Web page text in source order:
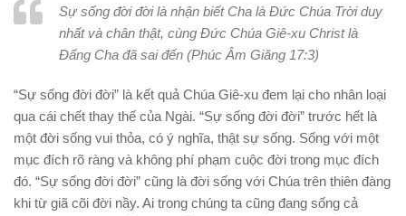
Sự sống đời đời là nhận biết Cha là Đức Chúa Trời duy
nhất và chân thật, cùng Đức Chúa Giê-xu Christ là
Đấng Cha đã sai đến (Phúc Âm Giăng 17:3)
“Sự sống đời đời” là kết quả Chúa Giê-xu đem lại cho nhân loại
qua cái chết thay thế của Ngài. “Sự sống đời đời” trước hết là
một đời sống vui thỏa, có ý nghĩa, thật sự sống. Sống với một
mục đích rõ ràng và không phí phạm cuộc đời trong mục đích
đó. “Sự sống đời đời” cũng là đời sống với Chúa trên thiên đàng
khi từ giã cõi đời nầy. Ai trong chúng ta cũng đang sống cả